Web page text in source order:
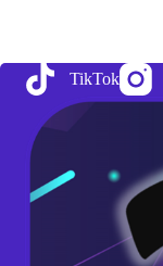
TikTok